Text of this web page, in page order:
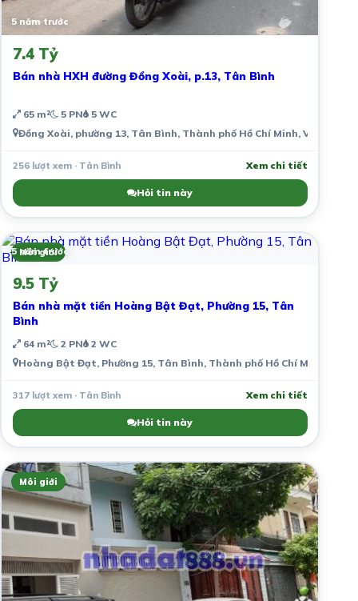
5 năm trước
7.4 Tỷ
Bán nhà HXH đường Đồng Xoài, p.13, Tân Bình
65 m² 5 PN 5 WC
Đồng Xoài, phường 13, Tân Bình, Thành phố Hồ Chí Minh, Việt Nam
256 lượt xem · Tân Bình Xem chi tiết
Hỏi tin này
Môi giới
5 năm trước
9.5 Tỷ
Bán nhà mặt tiền Hoàng Bật Đạt, Phường 15, Tân
Bình
64 m² 2 PN 2 WC
Hoàng Bật Đạt, Phường 15, Tân Bình, Thành phố Hồ Chí Minh, Việt
317 lượt xem · Tân Bình Xem chi tiết
Hỏi tin này
Môi giới